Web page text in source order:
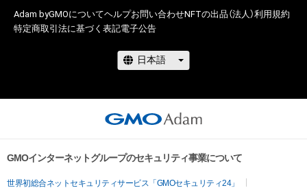
Adam byGMOについてヘルプお問い合わせNFTの出品（法人）利用規約
特定商取引法に基づく表記電子公告
GMOインターネットグループのセキュリティ事業について
世界初総合ネットセキュリティサービス「GMOセキュリティ24」